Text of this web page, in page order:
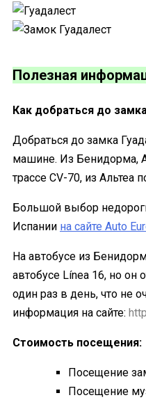
Полезная
Как добраться до
Добраться до замка
машине. Из Бенидорма,
трассе CV-70, из Альтеа
Большой выбор
Испании на сайте Auto
На автобусе из
автобусе Línea 16, но он
один раз в день, что не
информация на сайте:
Стоимость посещения:
Посещение
Посещение